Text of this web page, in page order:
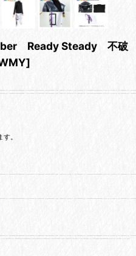
Ready Steady 不破
]
。